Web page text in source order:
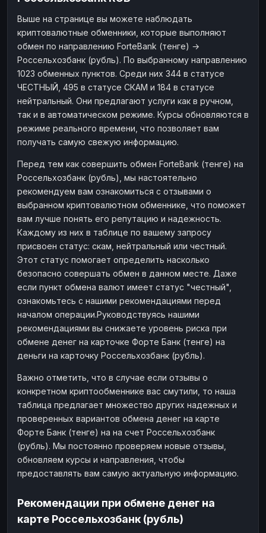
Наличные RUB
Наличные USD
Наличные
Наличные
Наличные
Выше на странице вы можете наблюдать
криптовалютные обменники, которые выполняют
обмен по направлению ForteBank (тенге) →
Россельхозбанк (рубль). По выбранному направлению
1023 обменных пунктов. Среди них 344 в статусе
ЧЕСТНЫЙ, 495 в статусе СКАМ и 184 в статусе
нейтральный. Они предлагают услуги как в ручном,
так и в автоматическом режиме. Курсы обновляются в
режиме реального времени, что позволяет вам
получать самую свежую информацию.
Перед тем как совершить обмен ForteBank (тенге) на
Россельхозбанк (рубль), мы настоятельно
рекомендуем вам ознакомиться с отзывами о
выбранном криптовалютном обменнике, что поможет
вам лучше понять его репутацию и надежность.
Каждому из них в таблице по вашему запросу
присвоен статус: скам, нейтральный или честный.
Этот статус помогает определить насколько
безопасно совершать обмен в данном месте. Даже
если пункт обмена валют имеет статус "честный",
ознакомьтесь с нашими рекомендациями перед
началом операции.Руководствуясь нашими
рекомендациями вы снижаете уровень риска при
обмене денег на карточке Форте Банк (тенге) на
деньги на карточку Россельхозбанк (рубль).
Важно отметить, что в случае если отзывы о
конкретном криптообменнике вас смутили, то наша
таблица предлагает множество других надежных и
проверенных вариантов обмена денег на карте
Форте Банк (тенге) на на счет Россельхозбанк
(рубль). Мы постоянно проверяем новые отзывы,
обновляем курсы и направления, чтобы
предоставлять вам самую актуальную информацию.
Рекомендации при обмене денег на
карте Россельхозбанк (рубль)